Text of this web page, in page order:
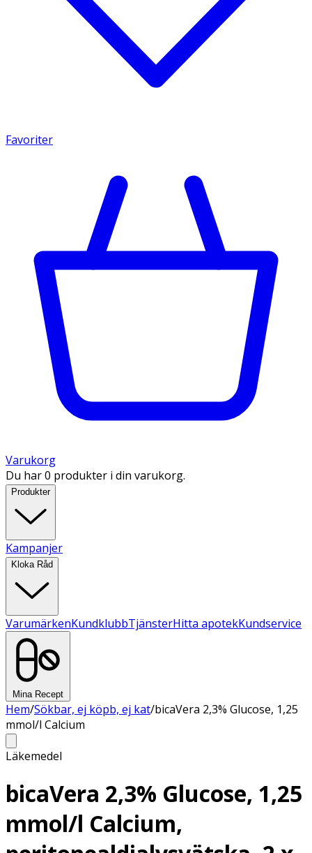
Favoriter
Varukorg
Du har 0 produkter i din varukorg.
Produkter
Kampanjer
Kloka Råd
VarumärkenKundklubbTjänsterHitta apotekKundservice
Mina Recept
Hem/Sökbar, ej köpb, ej kat/bicaVera 2,3% Glucose, 1,25
mmol/l Calcium
Läkemedel
bicaVera 2,3% Glucose, 1,25
mmol/l Calcium,